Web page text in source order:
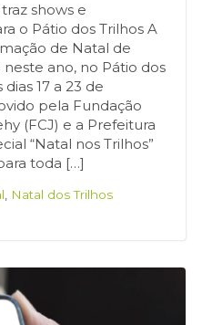
shows e
o Pátio dos Trilhos A
de Natal de
ano, no Pátio dos
17 a 23 de
pela Fundação
(FCJ) e a Prefeitura
“Natal nos Trilhos”
toda […]
Natal dos Trilhos